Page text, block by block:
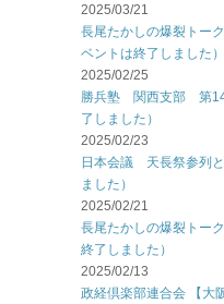
2025/03/21
長尾たかしの爆裂トー
ベントは終了しました）
2025/02/25
勝兵塾 関西支部 第
了しました）
2025/02/23
日本会議 天長祭参列
ました）
2025/02/21
長尾たかしの爆裂トー
終了しました）
2025/02/13
政経倶楽部連合会 【大